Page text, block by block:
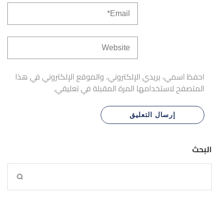
احفظ اسمي، بريدي الإلكتروني، والموقع الإلكتروني في هذا
المتصفح لاستخدامها المرة المقبلة في تعليقي.
البحث